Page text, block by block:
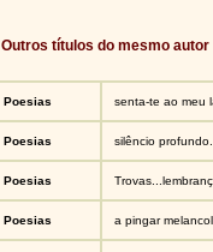
Outros títulos do mesmo autor
Poesias senta-te ao meu
Poesias silêncio
Poesias
Poesias a pingar